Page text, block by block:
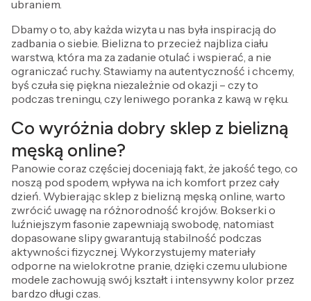
ubraniem.
Dbamy o to, aby każda wizyta u nas była inspiracją do
zadbania o siebie. Bielizna to przecież najbliza ciału
warstwa, która ma za zadanie otulać i wspierać, a nie
ograniczać ruchy. Stawiamy na autentyczność i chcemy,
byś czuła się piękna niezależnie od okazji – czy to
podczas treningu, czy leniwego poranka z kawą w ręku.
Co wyróżnia dobry sklep z bielizną
męską online?
Panowie coraz częściej doceniają fakt, że jakość tego, co
noszą pod spodem, wpływa na ich komfort przez cały
dzień. Wybierając sklep z bielizną męską online, warto
zwrócić uwagę na różnorodność krojów. Bokserki o
luźniejszym fasonie zapewniają swobodę, natomiast
dopasowane slipy gwarantują stabilność podczas
aktywności fizycznej. Wykorzystujemy materiały
odporne na wielokrotne pranie, dzięki czemu ulubione
modele zachowują swój kształt i intensywny kolor przez
bardzo długi czas.